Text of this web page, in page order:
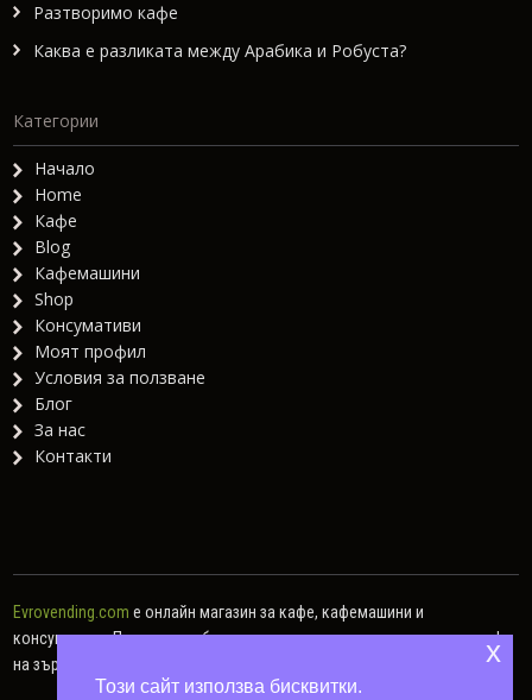
Разтворимо кафе
Каква е разликата между Арабика и Робуста?
Категории
Начало
Home
Кафе
Blog
Кафемашини
Shop
Консумативи
Моят профил
Условия за ползване
Блог
За нас
Контакти
Evrovending.com е онлайн магазин за кафе, кафемашини и
консумативи. Предлагаме богат асортимент от различни видове кафе
на зърна, кафе капсули, мляно кафе, както и хартиени дози.
Този сайт използва бисквитки.
x